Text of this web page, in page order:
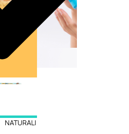
NATURALI